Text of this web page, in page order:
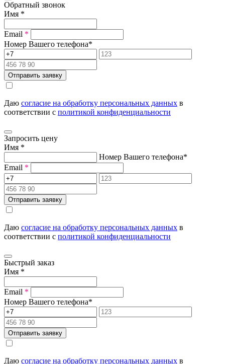
Обратный звонок
Имя *
Email *
Номер Вашего телефона*
Отправить заявку
Даю согласие на обработку персональных данных в
соответствии с политикой конфиденциальности
Запросить цену
Имя *
Номер Вашего телефона*
Email *
Отправить заявку
Даю согласие на обработку персональных данных в
соответствии с политикой конфиденциальности
Быстрый заказ
Имя *
Email *
Номер Вашего телефона*
Отправить заявку
Даю согласие на обработку персональных данных в